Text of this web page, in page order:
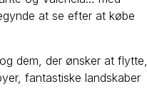
at se efter at købe
dem, der ønsker at flytte,
fantastiske landskaber